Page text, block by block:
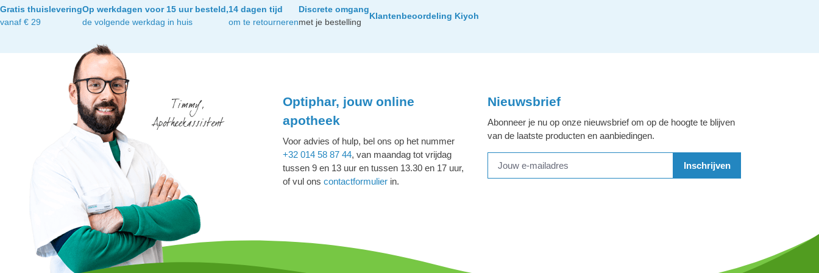
Gratis thuislevering
vanaf € 29
Op werkdagen voor 15 uur besteld,
de volgende werkdag in huis
14 dagen tijd
om te retourneren
Discrete omgang
met je bestelling
Klantenbeoordeling Kiyoh
Optiphar, jouw online
apotheek
Voor advies of hulp, bel ons op het nummer
+32 014 58 87 44, van maandag tot vrijdag
tussen 9 en 13 uur en tussen 13.30 en 17 uur,
of vul ons contactformulier in.
Nieuwsbrief
Abonneer je nu op onze nieuwsbrief om op de hoogte te blijven
van de laatste producten en aanbiedingen.
Inschrijven